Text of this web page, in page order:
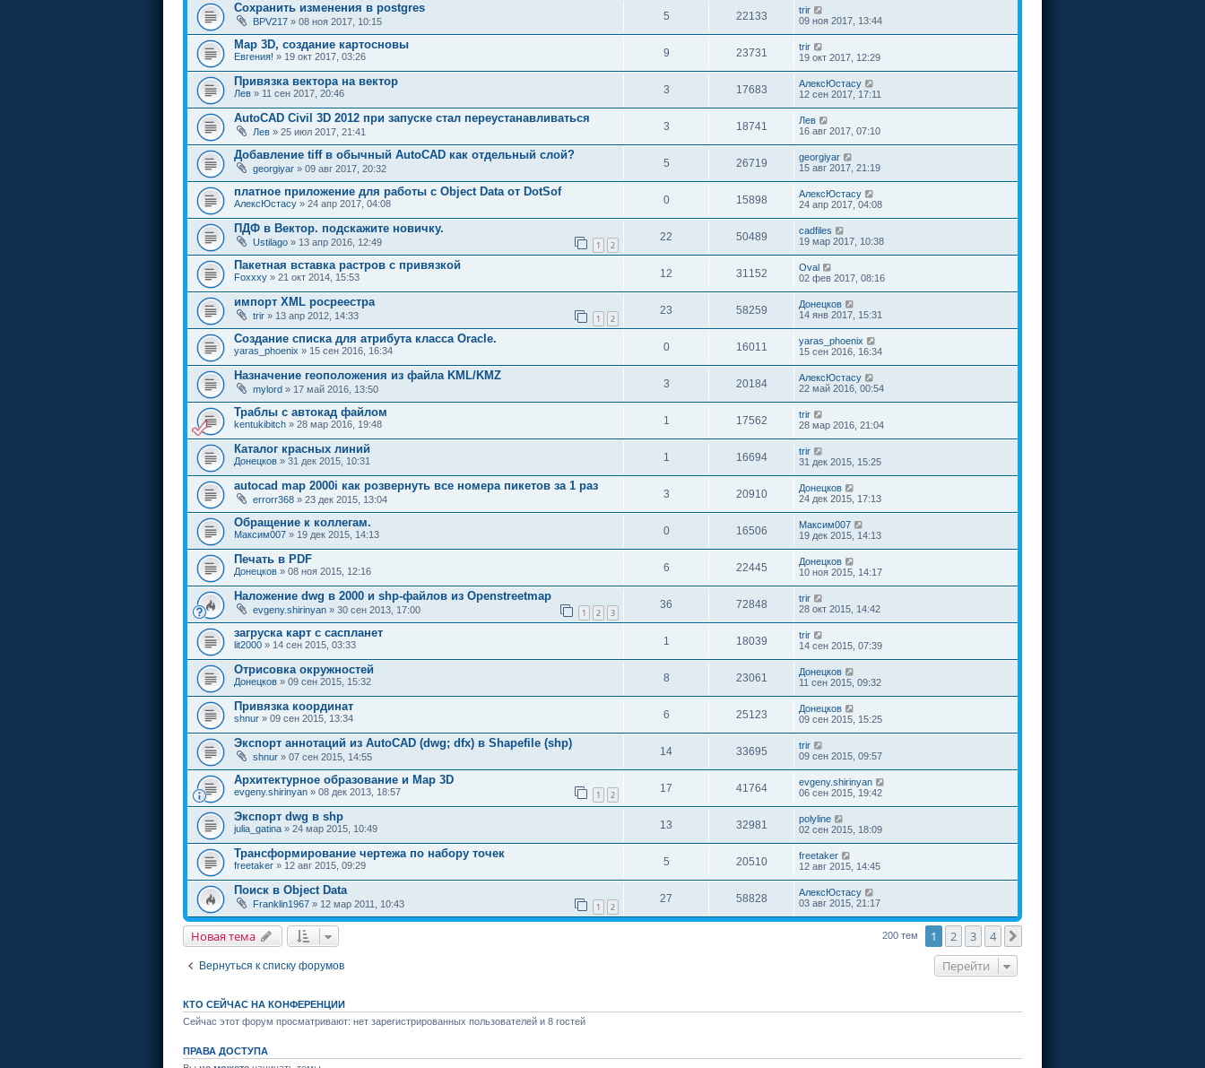
Сохранить изменения в postgres
BPV217 » 08 ноя 2017, 10:15 5 22133
trir
09 ноя 2017, 13:44
Map 3D, создание картосновы
Евгения! » 19 окт 2017, 03:26 9 23731
trir
19 окт 2017, 12:29
Привязка вектора на вектор
Лев » 11 сен 2017, 20:46 3 17683
АлексЮстасу
12 сен 2017, 17:11
AutoCAD Civil 3D 2012 при запуске стал переустанавливаться
Лев » 25 июл 2017, 21:41 3 18741
Лев
16 авг 2017, 07:10
Добавление tiff в обычный AutoCAD как отдельный слой?
georgiyar » 09 авг 2017, 20:32 5 26719
georgiyar
15 авг 2017, 21:19
платное приложение для работы с Object Data от DotSof
АлексЮстасу » 24 апр 2017, 04:08 0 15898
АлексЮстасу
24 апр 2017, 04:08
ПДФ в Вектор. подскажите новичку.
Ustilago » 13 апр 2016, 12:49 1 2
22 50489
cadfiles
19 мар 2017, 10:38
Пакетная вставка растров с привязкой
Foxxxy » 21 окт 2014, 15:53 12 31152
Oval
02 фев 2017, 08:16
импорт XML росреестра
trir » 13 апр 2012, 14:33 1 2
23 58259
Донецков
14 янв 2017, 15:31
Создание списка для атрибута класса Oracle.
yaras_phoenix » 15 сен 2016, 16:34 0 16011
yaras_phoenix
15 сен 2016, 16:34
Назначение геоположения из файла KML/KMZ
mylord » 17 май 2016, 13:50 3 20184
АлексЮстасу
22 май 2016, 00:54
Траблы с автокад файлом
kentukibitch » 28 мар 2016, 19:48 1 17562
trir
28 мар 2016, 21:04
Каталог красных линий
Донецков » 31 дек 2015, 10:31 1 16694
trir
31 дек 2015, 15:25
autocad map 2000i как розвернуть все номера пикетов за 1 раз
errorr368 » 23 дек 2015, 13:04 3 20910
Донецков
24 дек 2015, 17:13
Обращение к коллегам.
Максим007 » 19 дек 2015, 14:13 0 16506
Максим007
19 дек 2015, 14:13
Печать в PDF
Донецков » 08 ноя 2015, 12:16 6 22445
Донецков
10 ноя 2015, 14:17
Наложение dwg в 2000 и shp-файлов из Openstreetmap
evgeny.shirinyan » 30 сен 2013, 17:00 1 2 3
36 72848
trir
28 окт 2015, 14:42
загруска карт с саспланет
lit2000 » 14 сен 2015, 03:33 1 18039
trir
14 сен 2015, 07:39
Отрисовка окружностей
Донецков » 09 сен 2015, 15:32 8 23061
Донецков
11 сен 2015, 09:32
Привязка координат
shnur » 09 сен 2015, 13:34 6 25123
Донецков
09 сен 2015, 15:25
Экспорт аннотаций из AutoCAD (dwg; dfx) в Shapefile (shp)
shnur » 07 сен 2015, 14:55 14 33695
trir
09 сен 2015, 09:57
Архитектурное образование и Map 3D
evgeny.shirinyan » 08 дек 2013, 18:57 1 2
17 41764
evgeny.shirinyan
06 сен 2015, 19:42
Экспорт dwg в shp
julia_gatina » 24 мар 2015, 10:49 13 32981
polyline
02 сен 2015, 18:09
Трансформирование чертежа по набору точек
freetaker » 12 авг 2015, 09:29 5 20510
freetaker
12 авг 2015, 14:45
Поиск в Object Data
Franklin1967 » 12 мар 2011, 10:43 1 2
27 58828
АлексЮстасу
03 авг 2015, 21:17
Новая тема 200 тем 1 2 3 4
Вернуться к списку форумов Перейти
КТО СЕЙЧАС НА КОНФЕРЕНЦИИ
Сейчас этот форум просматривают: нет зарегистрированных пользователей и 8 гостей
ПРАВА ДОСТУПА